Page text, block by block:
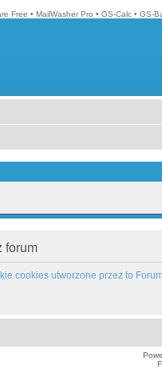
Free • MailWasher Pro • GS-Calc • GS-
forum
cookies utworzone przez to